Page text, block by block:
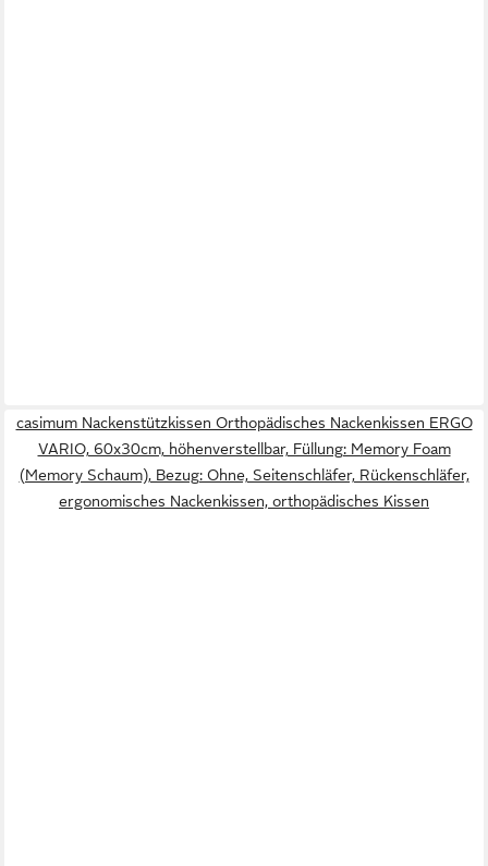
casimum Nackenstützkissen Orthopädisches Nackenkissen ERGO
VARIO, 60x30cm, höhenverstellbar, Füllung: Memory Foam
(Memory Schaum), Bezug: Ohne, Seitenschläfer, Rückenschläfer,
ergonomisches Nackenkissen, orthopädisches Kissen